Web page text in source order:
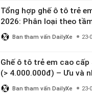
Tổng hợp ghế ô tô trẻ
2026: Phân loại theo
Ban tham vấn DailyXe 23-
Ghế ô tô trẻ em cao cấp
(> 4.000.000đ) – Ưu và
đáng đầu tư cho bé từ
Ban tham vấn DailyXe 23-